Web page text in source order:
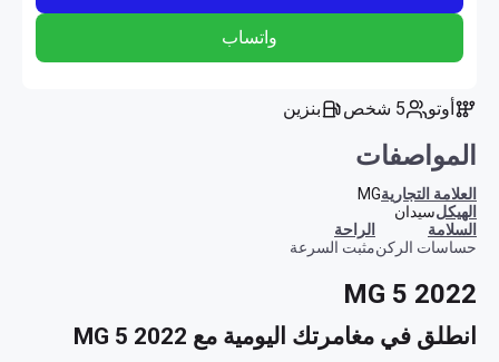
واتساب
أوتو 5 شخص بنزين
المواصفات
العلامة التجاريةMG
الهيكلسيدان
السلامة
حساسات الركن
الراحة
مثبت السرعة
MG 5 2022
انطلق في مغامرتك اليومية مع MG 5 2022